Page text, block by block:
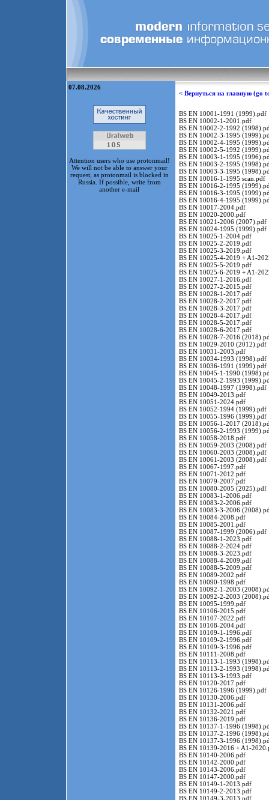
07.08.2026
Attention users who use protonmail!
We will not be able to answer your
request, as protonmail is blocked in
Russia. If possible, write from
another e-mail
< Вернуться на главную (go
BS EN 10001-1991 (1999).pdf
BS EN 10002-1-2001.pdf
BS EN 10002-2-1992
BS EN 10002-3-1995
BS EN 10002-4-1995
BS EN 10002-5-1992
BS EN 10003-1-1995
BS EN 10003-2-1995
BS EN 10003-3-1995
BS EN 10016-1-1995 scan.pdf
BS EN 10016-2-1995
BS EN 10016-3-1995
BS EN 10016-4-1995
BS EN 10017-2004.pdf
BS EN 10020-2000.pdf
BS EN 10021-2006 (2007).pdf
BS EN 10024-1995 (1999).pdf
BS EN 10025-1-2004.pdf
BS EN 10025-2-2019.pdf
BS EN 10025-3-2019.pdf
BS EN 10025-4-2019 + A1-
BS EN 10025-5-2019.pdf
BS EN 10025-6-2019 + A1-
BS EN 10027-1-2016.pdf
BS EN 10027-2-2015.pdf
BS EN 10028-1-2017.pdf
BS EN 10028-2-2017.pdf
BS EN 10028-3-2017.pdf
BS EN 10028-4-2017.pdf
BS EN 10028-5-2017.pdf
BS EN 10028-6-2017.pdf
BS EN 10028-7-2016
BS EN 10029-2010 (2012).pdf
BS EN 10031-2003.pdf
BS EN 10034-1993 (1998).pdf
BS EN 10036-1991 (1999).pdf
BS EN 10045-1-1990
BS EN 10045-2-1993
BS EN 10048-1997 (1998).pdf
BS EN 10049-2013.pdf
BS EN 10051-2024.pdf
BS EN 10052-1994 (1999).pdf
BS EN 10055-1996 (1999).pdf
BS EN 10056-1-2017
BS EN 10056-2-1993
BS EN 10058-2018.pdf
BS EN 10059-2003 (2008).pdf
BS EN 10060-2003 (2008).pdf
BS EN 10061-2003 (2008).pdf
BS EN 10067-1997.pdf
BS EN 10071-2012.pdf
BS EN 10079-2007.pdf
BS EN 10080-2005 (2025).pdf
BS EN 10083-1-2006.pdf
BS EN 10083-2-2006.pdf
BS EN 10083-3-2006
BS EN 10084-2008.pdf
BS EN 10085-2001.pdf
BS EN 10087-1999 (2006).pdf
BS EN 10088-1-2023.pdf
BS EN 10088-2-2024.pdf
BS EN 10088-3-2023.pdf
BS EN 10088-4-2009.pdf
BS EN 10088-5-2009.pdf
BS EN 10089-2002.pdf
BS EN 10090-1998.pdf
BS EN 10092-1-2003
BS EN 10092-2-2003
BS EN 10095-1999.pdf
BS EN 10106-2015.pdf
BS EN 10107-2022.pdf
BS EN 10108-2004.pdf
BS EN 10109-1-1996.pdf
BS EN 10109-2-1996.pdf
BS EN 10109-3-1996.pdf
BS EN 10111-2008.pdf
BS EN 10113-1-1993
BS EN 10113-2-1993
BS EN 10113-3-1993.pdf
BS EN 10120-2017.pdf
BS EN 10126-1996 (1999).pdf
BS EN 10130-2006.pdf
BS EN 10131-2006.pdf
BS EN 10132-2021.pdf
BS EN 10136-2019.pdf
BS EN 10137-1-1996
BS EN 10137-2-1996
BS EN 10137-3-1996
BS EN 10139-2016 + A1-
BS EN 10140-2006.pdf
BS EN 10142-2000.pdf
BS EN 10143-2006.pdf
BS EN 10147-2000.pdf
BS EN 10149-1-2013.pdf
BS EN 10149-2-2013.pdf
BS EN 10149-3-2013.pdf